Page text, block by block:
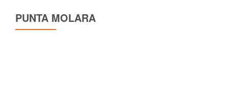
PUNTA MOLARA